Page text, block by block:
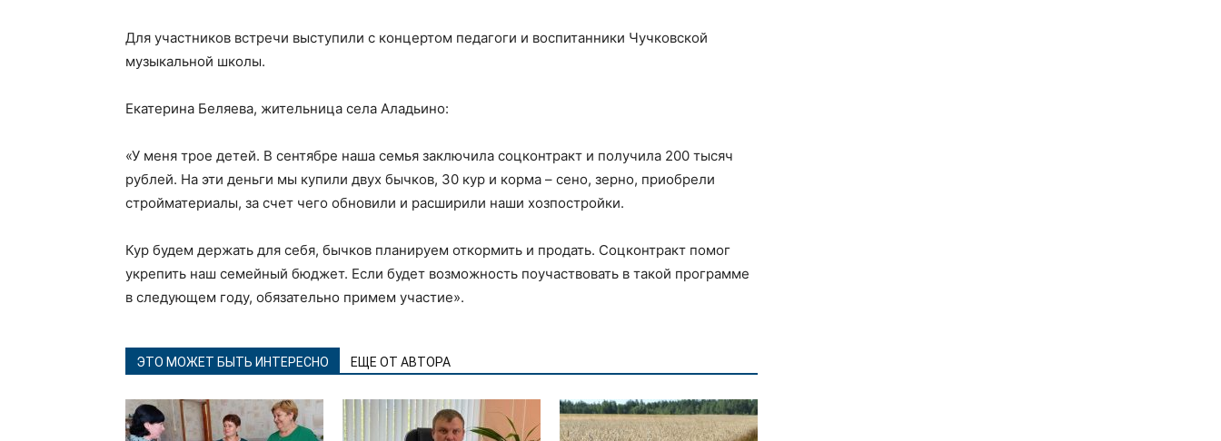
Для участников встречи выступили с концертом педагоги и воспитанники Чучковской
музыкальной школы.
Екатерина Беляева, жительница села Аладьино:
«У меня трое детей. В сентябре наша семья заключила соцконтракт и получила 200 тысяч
рублей. На эти деньги мы купили двух бычков, 30 кур и корма – сено, зерно, приобрели
стройматериалы, за счет чего обновили и расширили наши хозпостройки.
Кур будем держать для себя, бычков планируем откормить и продать. Соцконтракт помог
укрепить наш семейный бюджет. Если будет возможность поучаствовать в такой программе
в следующем году, обязательно примем участие».
ЭТО МОЖЕТ БЫТЬ ИНТЕРЕСНО ЕЩЕ ОТ АВТОРА